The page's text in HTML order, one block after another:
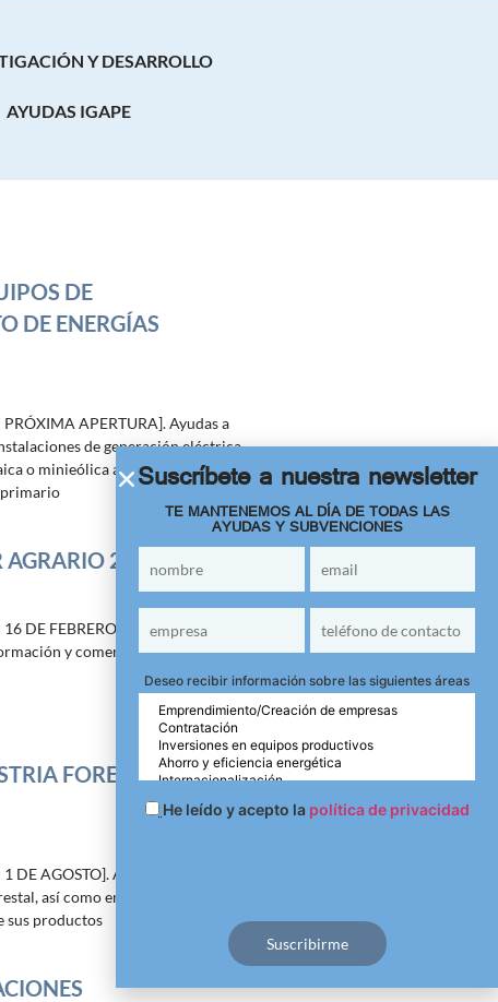
Y DESARROLLO
AYUDAS IGAPE
DE
DE ENERGÍAS
APERTURA]. Ayudas a
de generación eléctrica
o minieólica asociadas a un centro
2026
DE FEBRERO]. Ayudas para
y comercialización de
FORESTAL
DE AGOSTO]. Ayudas para PYMES y
así como empresas que utilicen
sus productos
Suscríbete a nuestra newsletter
TE MANTENEMOS AL DÍA DE TODAS LAS
AYUDAS Y SUBVENCIONES
Deseo recibir información sobre las siguientes áreas
He leído y acepto la política de privacidad